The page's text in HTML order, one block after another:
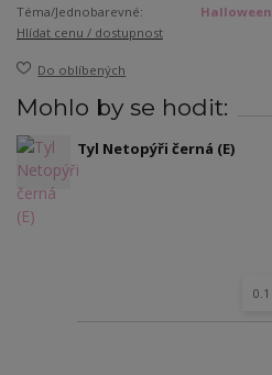
Téma/Jednobarevné:
Halloween
Hlídat cenu / dostupnost
Do oblíbených
Mohlo by se hodit:
Tyl Netopýři černá (E)